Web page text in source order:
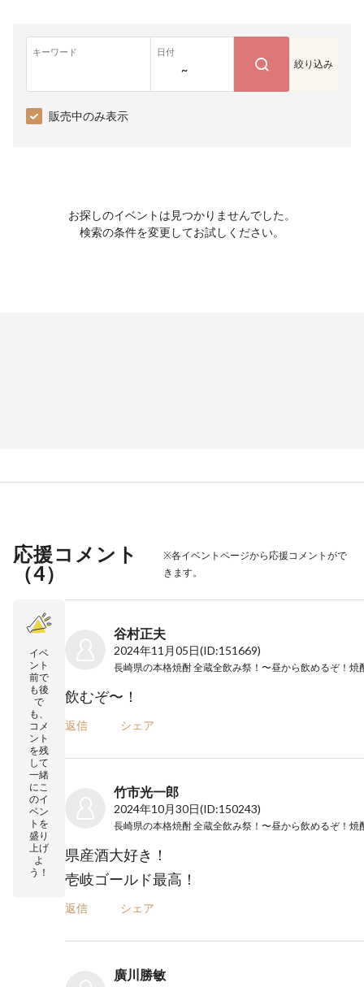
キーワード 日付
~ 絞り込み
販売中のみ表示
お探しのイベントは見つかりませんでした。
検索の条件を変更してお試しください。
応援コメント
（4）
※各イベントページから応援コメントがで
きます。
イベ
ント
前で
も後
で
も、
コメ
ント
を残
して
一緒
にこ
のイ
ベン
トを
盛り
上げ
よ
う！
谷村正夫
2024年11月05日(ID:151669)
飲むぞ〜！
返信 シェア
竹市光一郎
2024年10月30日(ID:150243)
県産酒大好き！
壱岐ゴールド最高！
返信 シェア
廣川勝敏